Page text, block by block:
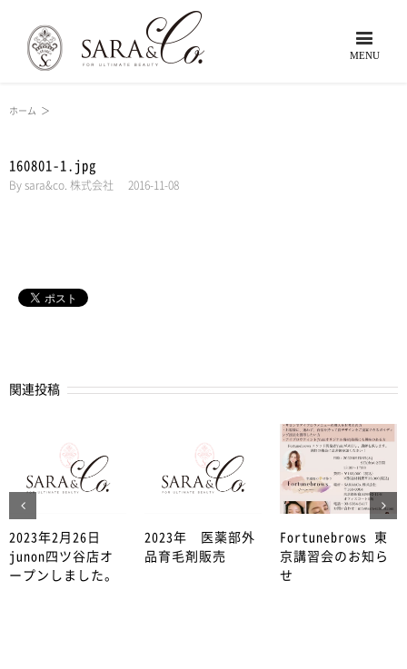
ホーム ＞
160801-1.jpg
Bysara&co. 株式会社 2016-11-08
関連投稿
2023年2月26日
junon四ツ谷店オ
ープンしました。
2023年 医薬部外
品育毛剤販売
Fortunebrows 東
京講習会のお知ら
せ